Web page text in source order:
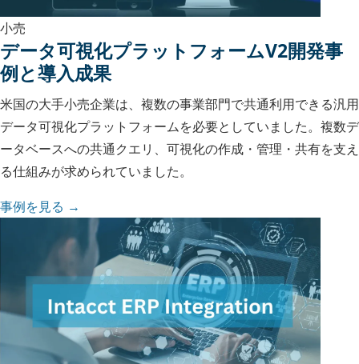
小売
データ可視化プラットフォームV2開発事
例と導入成果
米国の大手小売企業は、複数の事業部門で共通利用できる汎用
データ可視化プラットフォームを必要としていました。複数デ
ータベースへの共通クエリ、可視化の作成・管理・共有を支え
る仕組みが求められていました。
事例を見る →